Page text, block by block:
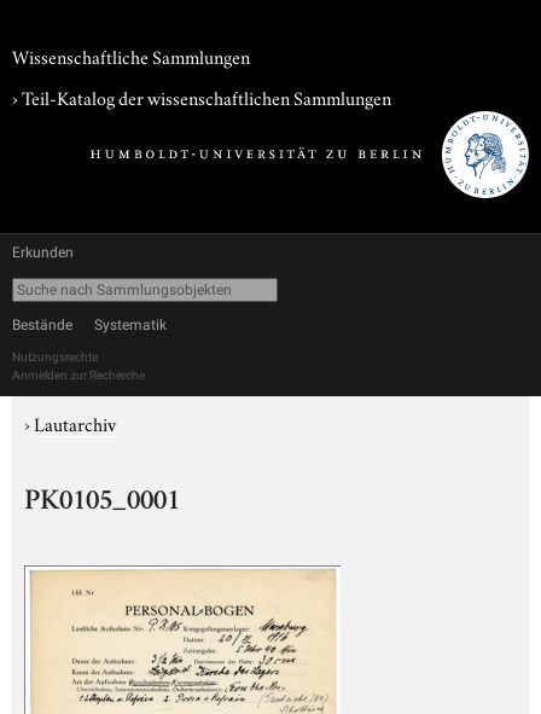
Wissenschaftliche Sammlungen
› Teil-Katalog der wissenschaftlichen Sammlungen
Erkunden
Bestände Systematik
Nutzungsrechte
Anmelden zur Recherche
›Lautarchiv
PK0105_0001